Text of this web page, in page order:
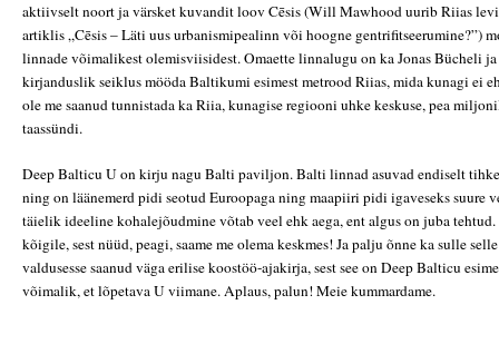
aktiivselt noort ja värsket kuvandit loov Cēsis (Will Mawhood uurib Riias
artiklis „Cēsis – Läti uus urbanismipealinn või hoogne gentrifitseerumine?”)
linnade võimalikest olemisviisidest. Omaette linnalugu on ka Jonas Bücheli
kirjanduslik seiklus mööda Baltikumi esimest metrood Riias, mida kunagi ei
ole me saanud tunnistada ka Riia, kunagise regiooni uhke keskuse, pea
taassündi.
Deep Balticu U on kirju nagu Balti paviljon. Balti linnad asuvad endiselt
ning on läänemerd pidi seotud Euroopaga ning maapiiri pidi igaveseks suure
täielik ideeline kohalejõudmine võtab veel ehk aega, ent algus on juba
kõigile, sest nüüd, peagi, saame me olema keskmes! Ja palju õnne ka sulle
valdusesse saanud väga erilise koostöö-ajakirja, sest see on Deep Balticu
võimalik, et lõpetava U viimane. Aplaus, palun! Meie kummardame.